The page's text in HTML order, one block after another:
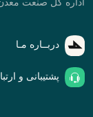
اداره کل صنعت
دربــاره مـا
پشتیبانی و